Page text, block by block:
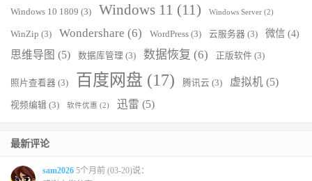
Windows 10 1809 (3) Windows 11 (11) Windows Server (2)
WinZip (3) Wondershare (6) WordPress (3) 云服务器 (3) 微信 (4)
思维导图 (5) 数据库管理 (3) 数据恢复 (6) 正版软件 (3)
照片查看器 (3) 百度网盘 (17) 腾讯云 (3) 虚拟机 (5)
视频编辑 (3) 软件优惠 (2) 迅雷 (5)
最新评论
sam2026 5个月前 (03-20)说：